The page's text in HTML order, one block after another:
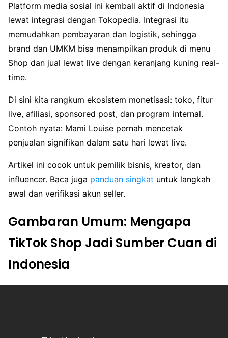
Platform media sosial ini kembali aktif di Indonesia
lewat integrasi dengan Tokopedia. Integrasi itu
memudahkan pembayaran dan logistik, sehingga
brand dan UMKM bisa menampilkan produk di menu
Shop dan jual lewat live dengan keranjang kuning real-
time.
Di sini kita rangkum ekosistem monetisasi: toko, fitur
live, afiliasi, sponsored post, dan program internal.
Contoh nyata: Mami Louise pernah mencetak
penjualan signifikan dalam satu hari lewat live.
Artikel ini cocok untuk pemilik bisnis, kreator, dan
influencer. Baca juga panduan singkat untuk langkah
awal dan verifikasi akun seller.
Gambaran Umum: Mengapa
TikTok Shop Jadi Sumber Cuan di
Indonesia